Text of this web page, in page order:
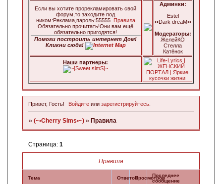
Если вы хотите прорекламировать свой
форум,то заходите под
ником:Реклама,пароль:55555. Правила
Обязательно прочитать!Они вам ещё
обязательно пригодятся!
Помоги построить интернет Дом!
Кликни сюда!
Админки:
Estel
◦•Dark dreaM◦•
Модераторы:
ЖелейКО
Стелла
Катёнок
Наши паpтнеpы:
Привет, Гость! Войдите илизарегистрируйтесь
» (~•Cherry Sims•~) » Правила
Правила
Страница: 1
Тема ОтветовПросмотровПоследнее
сообщение